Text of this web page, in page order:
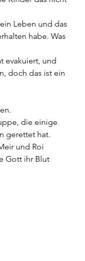
Leben und das
habe. Was
evakuiert, und
doch das ist ein
die einige
gerettet hat.
und Roi
Gott ihr Blut